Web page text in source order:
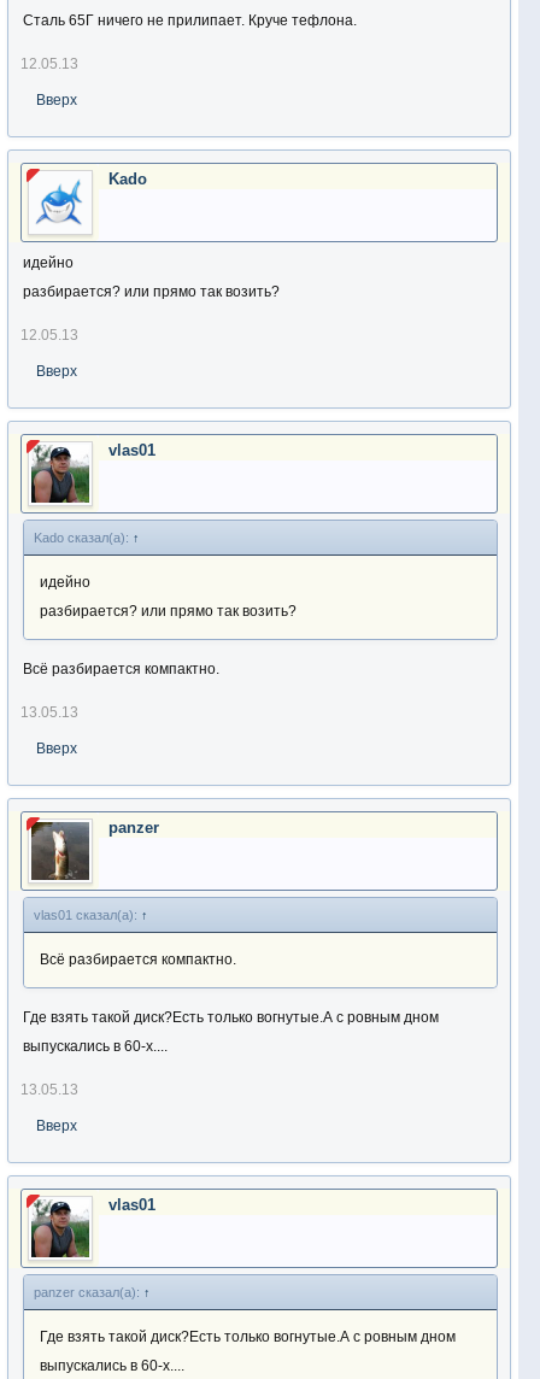
Сталь 65Г ничего не прилипает. Круче тефлона.
12.05.13
Вверх
Kado
идейно
разбирается? или прямо так возить?
12.05.13
Вверх
vlas01
Kado сказал(а): ↑
идейно
разбирается? или прямо так возить?
Всё разбирается компактно.
13.05.13
Вверх
panzer
vlas01 сказал(а): ↑
Всё разбирается компактно.
Где взять такой диск?Есть только вогнутые.А с ровным дном
выпускались в 60-х....
13.05.13
Вверх
vlas01
panzer сказал(а): ↑
Где взять такой диск?Есть только вогнутые.А с ровным дном
выпускались в 60-х....